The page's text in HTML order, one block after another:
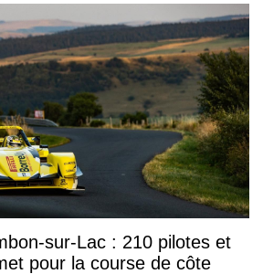
sur-Lac : 210 pilotes et
pour la course de côte